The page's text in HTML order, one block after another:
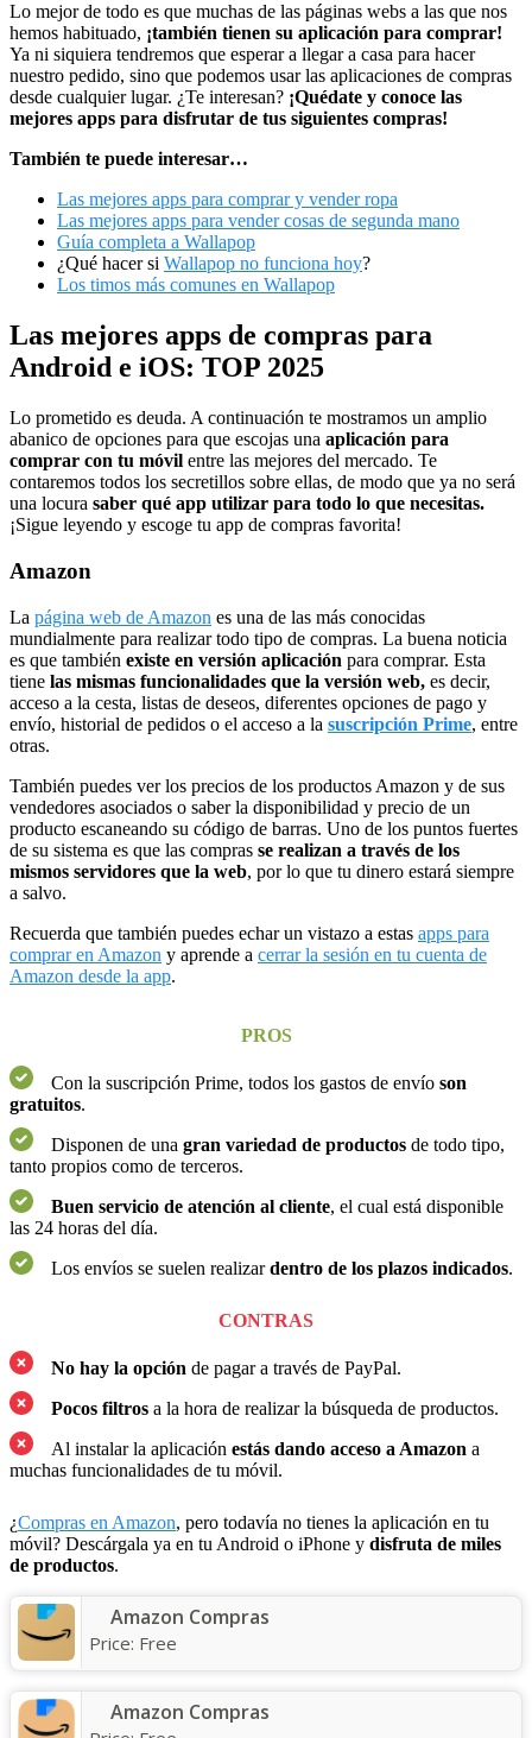
Lo mejor de todo es que muchas de las páginas webs a las que nos
hemos habituado, ¡también tienen su aplicación para comprar!
Ya ni siquiera tendremos que esperar a llegar a casa para hacer
nuestro pedido, sino que podemos usar las aplicaciones de compras
desde cualquier lugar. ¿Te interesan? ¡Quédate y conoce las
mejores apps para disfrutar de tus siguientes compras!
También te puede interesar…
Las mejores apps para comprar y vender ropa
Las mejores apps para vender cosas de segunda mano
Guía completa a Wallapop
¿Qué hacer si Wallapop no funciona hoy?
Los timos más comunes en Wallapop
Las mejores apps de compras para
Android e iOS: TOP 2025
Lo prometido es deuda. A continuación te mostramos un amplio
abanico de opciones para que escojas una aplicación para
comprar con tu móvil entre las mejores del mercado. Te
contaremos todos los secretillos sobre ellas, de modo que ya no será
una locura saber qué app utilizar para todo lo que necesitas.
¡Sigue leyendo y escoge tu app de compras favorita!
Amazon
La página web de Amazon es una de las más conocidas
mundialmente para realizar todo tipo de compras. La buena noticia
es que también existe en versión aplicación para comprar. Esta
tiene las mismas funcionalidades que la versión web, es decir,
acceso a la cesta, listas de deseos, diferentes opciones de pago y
envío, historial de pedidos o el acceso a la suscripción Prime, entre
otras.
También puedes ver los precios de los productos Amazon y de sus
vendedores asociados o saber la disponibilidad y precio de un
producto escaneando su código de barras. Uno de los puntos fuertes
de su sistema es que las compras se realizan a través de los
mismos servidores que la web, por lo que tu dinero estará siempre
a salvo.
Recuerda que también puedes echar un vistazo a estas apps para
comprar en Amazon y aprende a cerrar la sesión en tu cuenta de
Amazon desde la app.
PROS
Con la suscripción Prime, todos los gastos de envío son
gratuitos.
Disponen de una gran variedad de productos de todo tipo,
tanto propios como de terceros.
Buen servicio de atención al cliente, el cual está disponible
las 24 horas del día.
Los envíos se suelen realizardentro de los plazos indicados.
CONTRAS
No hay la opción de pagar a través de PayPal.
Pocos filtros a la hora de realizar la búsqueda de productos.
Al instalar la aplicación estás dando acceso a Amazon a
muchas funcionalidades de tu móvil.
¿Compras en Amazon, pero todavía no tienes la aplicación en tu
móvil? Descárgala ya en tu Android o iPhone y disfruta de miles
de productos.
Amazon Compras
Price: Free
Amazon Compras